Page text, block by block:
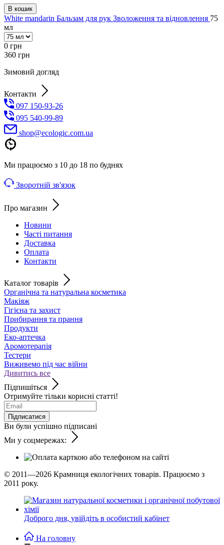
В кошик
White mandarin Бальзам для рук Зволоження та відновлення 75
мл
0 грн
360 грн
Зимовий догляд
Контакти
097 150-93-26
095 540-99-89
shoр@ecologic.com.ua
Ми працюємо з 10 до 18 по буднях
Зворотній зв'язок
Про магазин
Новини
Часті питання
Доставка
Оплата
Контакти
Каталог товарів
Органічна та натуральна косметика
Макіяж
Гігієна та захист
Прибирання та прання
Продукти
Еко-аптечка
Аромотерапія
Тестери
Виживемо під час війни
Дивитись все
Підпишіться
Отримуйте тільки корисні статті!
Підписатися
Ви були успішно підписані
Ми у соцмережах:
© 2011—2026 Крамниця екологічних товарів. Працюємо з
2011 року.
Доброго дня, увійдіть в особистий кабінет
На головну